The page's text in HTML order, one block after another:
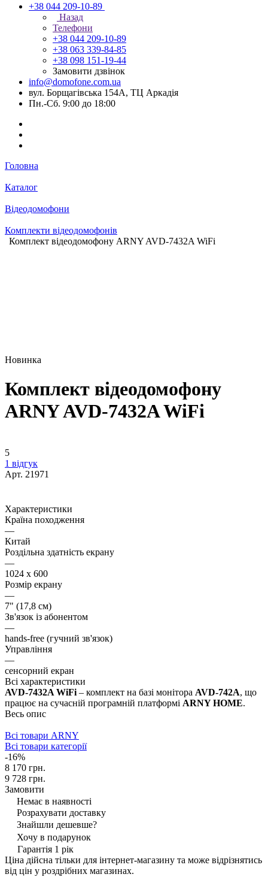
+38 044 209-10-89
Назад
Телефони
+38 044 209-10-89
+38 063 339-84-85
+38 098 151-19-44
Замовити дзвінок
info@domofone.com.ua
вул. Борщагівська 154А, ТЦ Аркадія
Пн.-Сб. 9:00 до 18:00
Головна
Каталог
Відеодомофони
Комплекти відеодомофонів
Комплект відеодомофону ARNY AVD-7432A WiFi
Новинка
Комплект відеодомофону
ARNY AVD-7432A WiFi
5
1 відгук
Арт. 21971
Характеристики
Країна походження
—
Китай
Роздільна здатність екрану
—
1024 x 600
Розмір екрану
—
7" (17,8 см)
Зв'язок із абонентом
—
hands-free (гучний зв'язок)
Управління
—
сенсорний екран
Всі характеристики
AVD-7432A WiFi – комплект на базі монітора AVD-742A, що
працює на сучасній програмній платформі ARNY HOME.
Весь опис
Всі товари ARNY
Всі товари категорії
-16%
8 170 грн.
9 728 грн.
Замовити
Немає в наявності
Розрахувати доставку
Знайшли дешевше?
Хочу в подарунок
Гарантія 1 рік
Ціна дійсна тільки для інтернет-магазину та може відрізнятись
від цін у роздрібних магазинах.